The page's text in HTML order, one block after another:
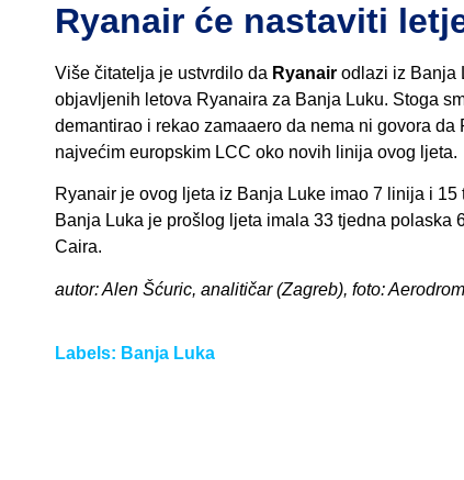
Ryanair će nastaviti
Više čitatelja je ustvrdilo da Ryanair odlazi iz Banja
objavljenih letova Ryanaira za Banja Luku. Stoga
demantirao i rekao zamaaero da nema ni govora
najvećim europskim LCC oko novih linija ovog ljeta.
Ryanair je ovog ljeta iz Banja Luke imao 7 linija i
Banja Luka je prošlog ljeta imala 33 tjedna polaska
Caira.
autor: Alen Šćuric, analitičar (Zagreb), foto:
Labels: Banja Luka